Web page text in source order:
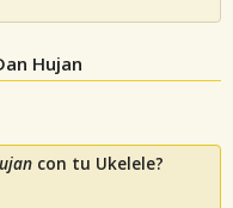
Hujan
con tu Ukelele?